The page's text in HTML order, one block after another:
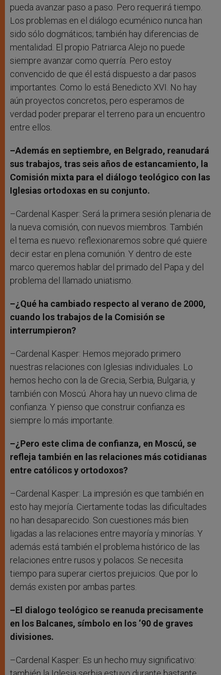
pueda avanzar paso a paso. Pero requerirá tiempo.
Los problemas en el diálogo ecuménico nunca han
sido sólo dogmáticos; también hay diferencias de
mentalidad. El propio Patriarca Alejo no puede
siempre avanzar como querría. Pero estoy
convencido de que él está dispuesto a dar pasos
importantes. Como lo está Benedicto XVI. No hay
aún proyectos concretos, pero esperamos de
verdad poder preparar el terreno para un encuentro
entre ellos.
–Además en septiembre, en Belgrado, reanudará
sus trabajos, tras seis años de estancamiento, la
Comisión mixta para el diálogo teológico con las
Iglesias ortodoxas en su conjunto.
–Cardenal Kasper: Será la primera sesión plenaria de
la nueva comisión, con nuevos miembros. También
el tema es nuevo: reflexionaremos sobre qué quiere
decir estar en plena comunión. Y dentro de este
marco queremos hablar del primado del Papa y del
problema del llamado uniatismo.
–¿Qué ha cambiado respecto al verano de 2000,
cuando los trabajos de la Comisión se
interrumpieron?
–Cardenal Kasper: Hemos mejorado primero
nuestras relaciones con Iglesias individuales. Lo
hemos hecho con la de Grecia, Serbia, Bulgaria, y
también con Moscú. Ahora hay un nuevo clima de
confianza. Y pienso que construir confianza es
siempre lo más importante.
–¿Pero este clima de confianza, en Moscú, se
refleja también en las relaciones más cotidianas
entre católicos y ortodoxos?
–Cardenal Kasper: La impresión es que también en
esto hay mejoría. Ciertamente todas las dificultades
no han desaparecido. Son cuestiones más bien
ligadas a las relaciones entre mayoría y minorías. Y
además está también el problema histórico de las
relaciones entre rusos y polacos. Se necesita
tiempo para superar ciertos prejuicios. Que por lo
demás existen por ambas partes.
–El dialogo teológico se reanuda precisamente
en los Balcanes, símbolo en los ‘90 de graves
divisiones.
–Cardenal Kasper: Es un hecho muy significativo: